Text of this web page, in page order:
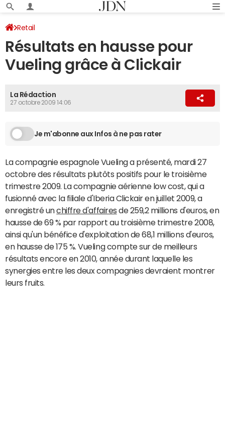
Retail
Résultats en hausse pour
Vueling grâce à Clickair
La Rédaction
27 octobre 2009 14:06
Je m'abonne aux Infos à ne pas rater
La compagnie espagnole Vueling a présenté, mardi 27
octobre des résultats plutôts positifs pour le troisième
trimestre 2009. La compagnie aérienne low cost, qui a
fusionné avec la filiale d'Iberia Clickair en juillet 2009, a
enregistré unchiffre d'affaires de 259,2 millions d'euros, en
hausse de 69 % par rapport au troisième trimestre 2008,
ainsi qu'un bénéfice d'exploitation de 68,1 millions d'euros,
en hausse de 175 %. Vueling compte sur de meilleurs
résultats encore en 2010, année durant laquelle les
synergies entre les deux compagnies devraient montrer
leurs fruits.